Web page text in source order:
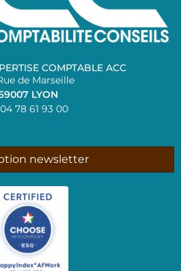
COMPTABLE ACC
de Marseille
LYON
04 78 61 93 00
newsletter